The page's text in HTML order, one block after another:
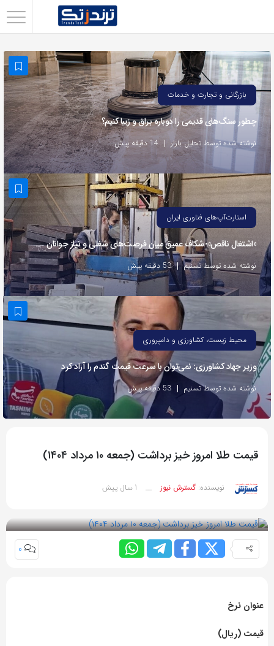
با
استفاده
از
روش‌های
زیر
می‌توانید
این
صفحه
را
دوستان
خود
به
اشتراک
بگذارید.
لینک
بازرگانی و تجارت و خدمات
چطور سنگ‌های قدیمی را دوباره براق و زیبا کنیم؟
نوشته شده توسط تحلیل بازار 14 دقیقه پیش
استارت‌آپ‌های فناوری ایران
«اشتغال ناقص»؛ شکاف عمیق میان فرصت‌های شغلی و نیاز جوانان
نوشته شده توسط تسنیم 53 دقیقه پیش
محیط زیست، کشاورزی و دامپروری
وزیر جهاد کشاورزی: نمی‌توان با سرعت قیمت گندم را آزاد کرد
نوشته شده توسط تسنیم 53 دقیقه پیش
قیمت طلا امروز خیز برداشت (جمعه ۱۰ مرداد ۱۴۰۴)
نویسنده: گسترش نیوز __ 1 سال پیش
0
عنوان نرخ
قیمت (ریال)